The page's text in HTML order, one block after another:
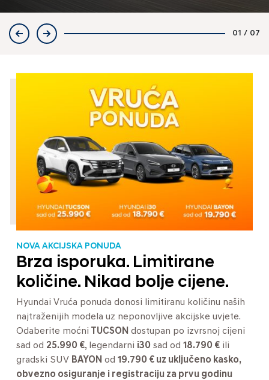
01 / 07
NOVA AKCIJSKA PONUDA
Brza isporuka. Limitirane
količine. Nikad bolje cijene.
Hyundai Vruća ponuda donosi limitiranu količinu naših
najtraženijih modela uz neponovljive akcijske uvjete.
Odaberite moćni TUCSON dostupan po izvrsnoj cijeni
sad od 25.990 €, legendarni i30 sad od 18.790 € ili
gradski SUV BAYON od 19.790 € uz uključeno kasko,
obvezno osiguranje i registraciju za prvu godinu